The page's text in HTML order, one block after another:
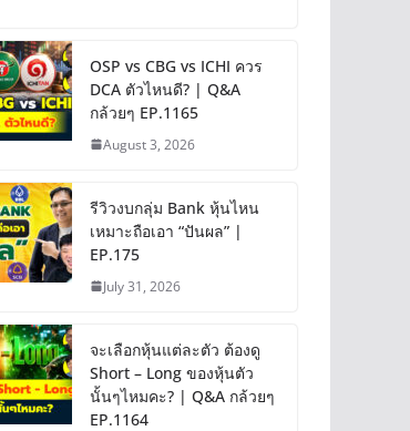
OSP vs CBG vs ICHI ควร
DCA ตัวไหนดี? | Q&A
กล้วยๆ EP.1165
August 3, 2026
รีวิวงบกลุ่ม Bank หุ้นไหน
เหมาะถือเอา “ปันผล” |
EP.175
July 31, 2026
จะเลือกหุ้นแต่ละตัว ต้องดู
Short – Long ของหุ้นตัว
นั้นๆไหมคะ? | Q&A กล้วยๆ
EP.1164